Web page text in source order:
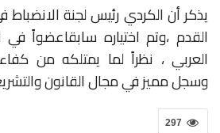
يذكرأنالكرديرئيسلجنةالانضباط
القدم ،وتم اختياره سابقاعضواً في
العربي ، نظراً لما يمتلكه من
وسجلمميزفيمجالالقانون
297